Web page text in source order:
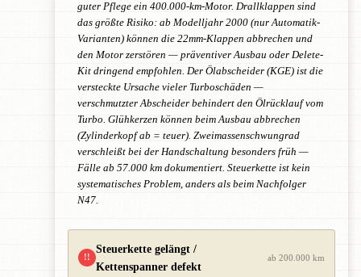
guter Pflege ein 400.000-km-Motor. Drallklappen sind
das größte Risiko: ab Modelljahr 2000 (nur Automatik-
Varianten) können die 22mm-Klappen abbrechen und
den Motor zerstören — präventiver Ausbau oder Delete-
Kit dringend empfohlen. Der Ölabscheider (KGE) ist die
versteckte Ursache vieler Turboschäden —
verschmutzter Abscheider behindert den Ölrücklauf vom
Turbo. Glühkerzen können beim Ausbau abbrechen
(Zylinderkopf ab = teuer). Zweimassenschwungrad
verschleißt bei der Handschaltung besonders früh —
Fälle ab 57.000 km dokumentiert. Steuerkette ist kein
systematisches Problem, anders als beim Nachfolger
N47.
!!
Steuerkette gelängt /
Kettenspanner defekt
ab 200.000 km